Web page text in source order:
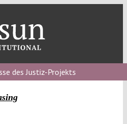
des Justiz-Projekts